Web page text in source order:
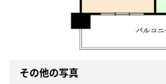
その他の写真